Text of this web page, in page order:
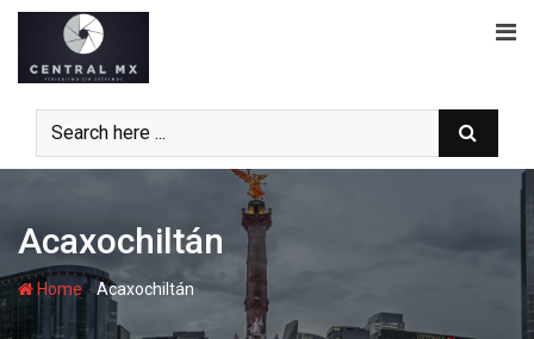
Skip
content
Acaxochiltán
Home-Acaxochiltán